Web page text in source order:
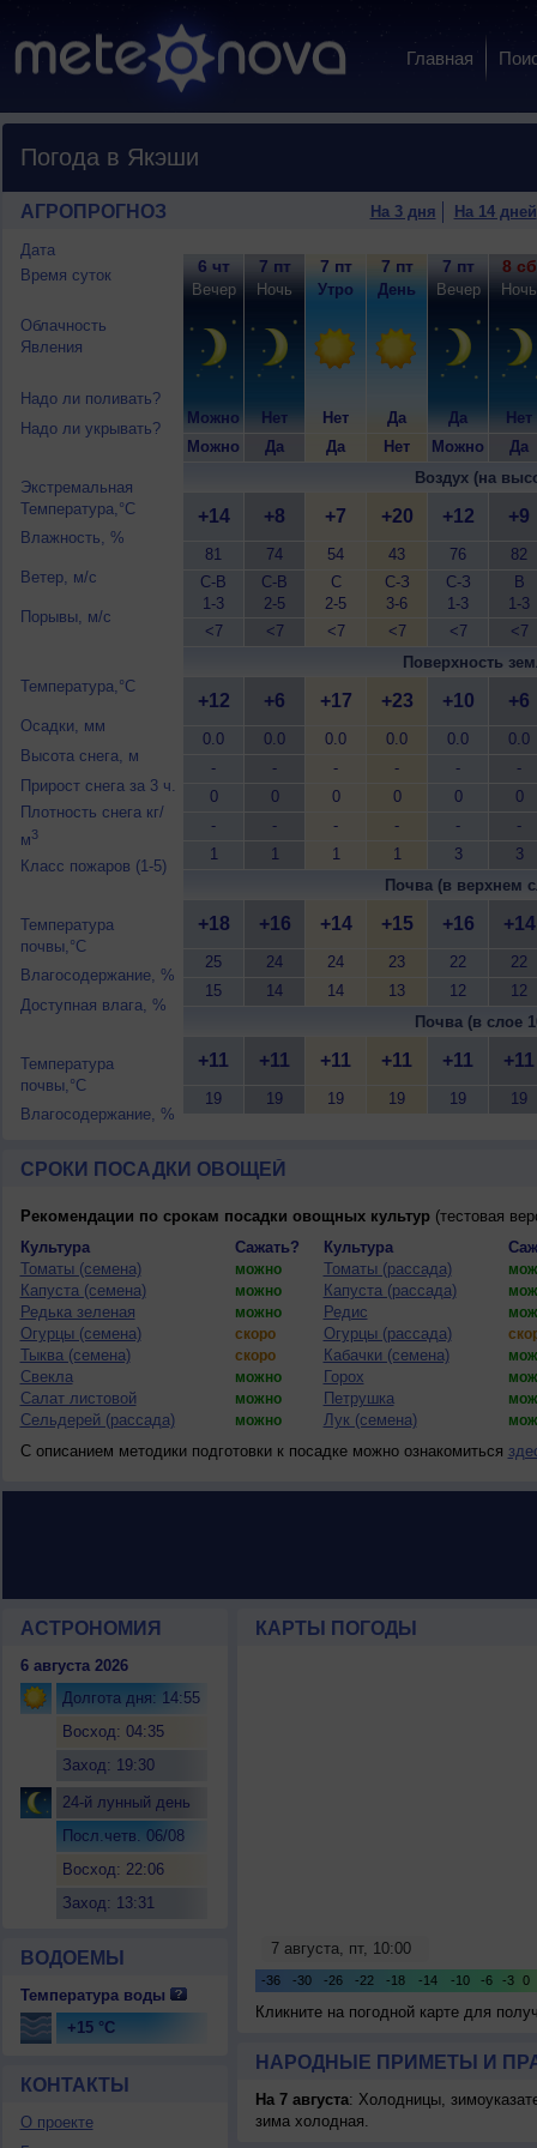
Главная
Погода в Якэши
АГРОПРОГНОЗ На 3 дня На 14 дней
Дата
Время суток
Облачность
Явления
Надо ли поливать?
Надо ли укрывать?
Экстремальная
Температура,°C
Влажность, %
Ветер, м/с
Порывы, м/с
Температура,°C
Осадки, мм
Высота снега, м
Прирост снега за 3 ч.
Плотность снега кг/
м3
Класс пожаров (1-5)
Температура
почвы,°C
Влагосодержание, %
Доступная влага, %
Температура
почвы,°C
Влагосодержание, %
6 чт
Вечер
Можно
Можно
7 пт
Ночь
Нет
Да
7 пт
Утро
Нет
Да
7 пт
День
Да
Нет
7 пт
Вечер
Да
Можно
8 сб
Ночь
Нет
Да
Воздух (на
+14
81
С-В
1-3
<7
+8
74
С-В
2-5
<7
+7
54
С
2-5
<7
+20
43
С-З
3-6
<7
+12
76
С-З
1-3
<7
+9
82
В
1-3
<7
Поверхность
+12
0.0
-
0
-
1
+6
0.0
-
0
-
1
+17
0.0
-
0
-
1
+23
0.0
-
0
-
1
+10
0.0
-
0
-
3
+6
0.0
-
0
-
3
Почва (в верхнем
+18
25
15
+16
24
14
+14
24
14
+15
23
13
+16
22
12
+14
22
12
Почва (в слое
+11
19
+11
19
+11
19
+11
19
+11
19
+11
19
СРОКИ ПОСАДКИ ОВОЩЕЙ
Рекомендации по срокам посадки овощных культур(тестовая
Культура
Сажать? Культура
Томаты (семена)
можно Томаты (рассада)
Капуста (семена) можно Капуста (рассада)
Редька зеленая можно Редис
Огурцы (семена) скоро Огурцы (рассада)
Тыква (семена) скоро Кабачки (семена)
Свекла можно Горох
Салат листовой можно Петрушка
Сельдерей (рассада) можно Лук (семена)
С описанием методики подготовки к посадке можно ознакомиться
АСТРОНОМИЯ
6 августа 2026
Долгота дня: 14:55
Восход: 04:35
Заход: 19:30
24-й лунный день
Посл.четв. 06/08
Восход: 22:06
Заход: 13:31
ВОДОЕМЫ
Температура воды
+15 °C
КОНТАКТЫ
О проекте
КАРТЫ ПОГОДЫ
Кликните на погодной карте для
НАРОДНЫЕ ПРИМЕТЫ И
На 7 августа: Холодницы,
зима холодная.